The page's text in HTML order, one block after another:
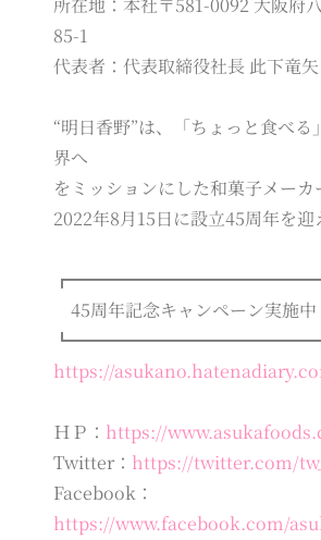
所在地：本社〒581-0092 大阪府
85-1
代表者：代表取締役社長 此下竜矢
“明日香野”は、「ちょっと食べる
界へ
をミッションにした和菓子メーカ
2022年8月15日に設立45周年を迎
45周年記念キャンペーン実施中
https://
ＨＰ： https://
Twitter： https://twitter.com/
Facebook：
https://www.facebook.com/